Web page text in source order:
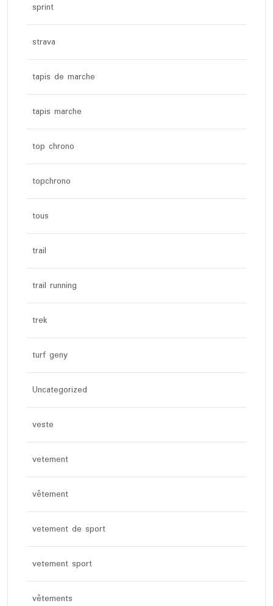
sprint
strava
tapis de marche
tapis marche
top chrono
topchrono
tous
trail
trail running
trek
turf geny
Uncategorized
veste
vetement
vêtement
vetement de sport
vetement sport
vêtements